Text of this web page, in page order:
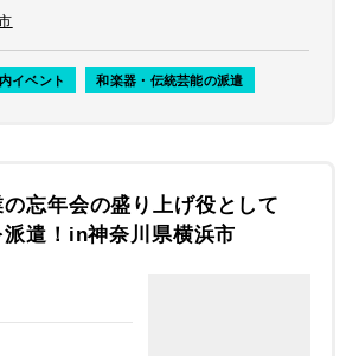
イベント 和楽器・伝統芸能の派遣
忘年会の盛り上げ役として
遣！in神奈川県横浜市